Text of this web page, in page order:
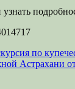
по
Астрахани